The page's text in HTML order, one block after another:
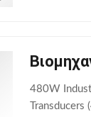
480W